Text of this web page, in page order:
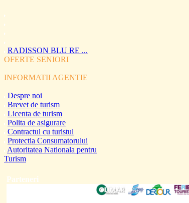
RADISSON BLU RE ...
OFERTE SENIORI
INFORMATII AGENTIE
Despre noi
Brevet de turism
Licenta de turism
Polita de asigurare
Contractul cu turistul
Protectia Consumatorului
Autoritatea Nationala pentru
Turism
Parteneri